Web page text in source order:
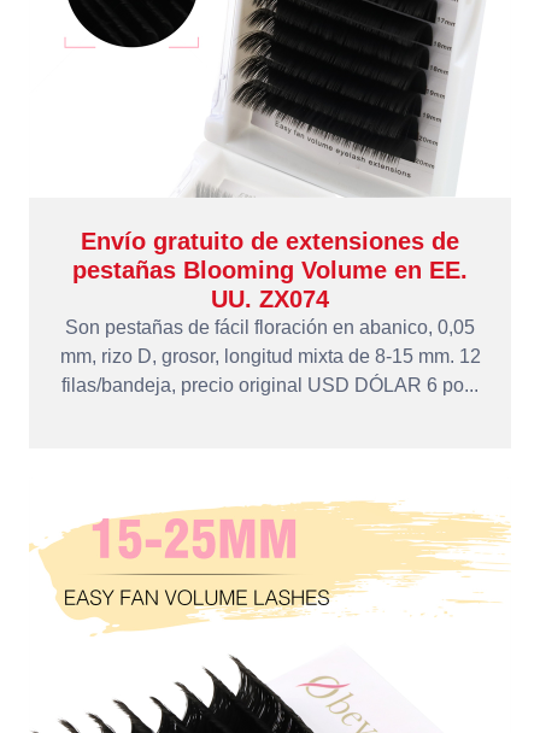
Envío gratuito de extensiones de
pestañas Blooming Volume en EE.
UU. ZX074
Son pestañas de fácil floración en abanico, 0,05
mm, rizo D, grosor, longitud mixta de 8-15 mm. 12
filas/bandeja, precio original USD DÓLAR 6 po...